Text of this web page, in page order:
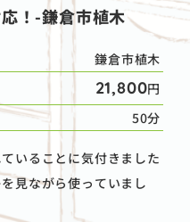
！-鎌倉市植木
鎌倉市植木
21,800円
50分
いることに気付きました
見ながら使っていまし